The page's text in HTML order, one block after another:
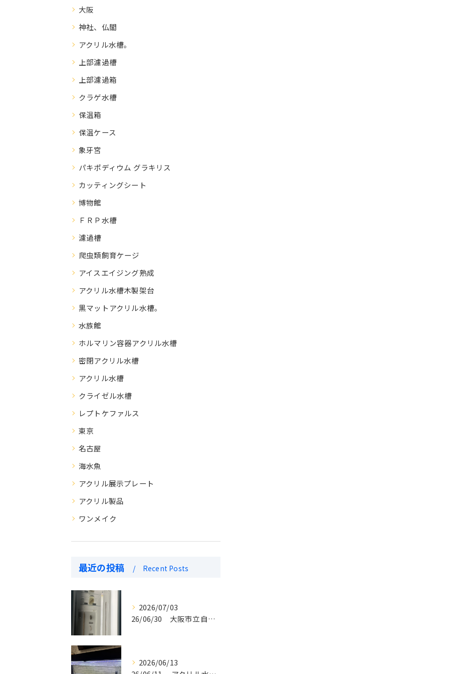
大阪
神社、仏閣
アクリル水槽。
上部濾過槽
上部濾過箱
クラゲ水槽
保温箱
保温ケース
象牙宮
パキポディウム グラキリス
カッティングシート
博物館
ＦＲＰ水槽
濾過槽
爬虫類飼育ケージ
アイスエイジング熟成
アクリル水槽木製架台
黒マットアクリル水槽。
水族館
ホルマリン容器アクリル水槽
密閉アクリル水槽
アクリル水槽
クライゼル水槽
レプトケファルス
東京
名古屋
海水魚
アクリル展示プレート
アクリル製品
ワンメイク
最近の投稿 Recent Posts
2026/07/03
26/06/30 大阪市立自然史博物館 アクリル密閉水槽 納入いたしました。
2026/06/13